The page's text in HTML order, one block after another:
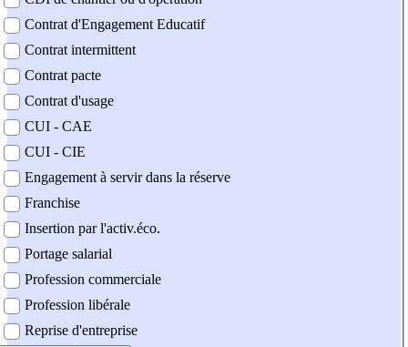
Contrat d'Engagement Educatif
Contrat intermittent
Contrat pacte
Contrat d'usage
CUI - CAE
CUI - CIE
Engagement à servir dans la réserve
Franchise
Insertion par l'activ.éco.
Portage salarial
Profession commerciale
Profession libérale
Reprise d'entreprise